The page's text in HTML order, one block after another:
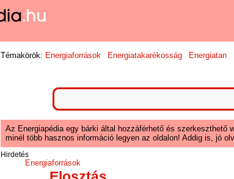
Témakörök: Energiaforrások Energiatakarékosság Energiatan
Az Energiapédia egy bárki által hozzáférhető és szerkeszthető
minél több hasznos információ legyen az oldalon! Addig is, jó
Hirdetés
Energiaforrások